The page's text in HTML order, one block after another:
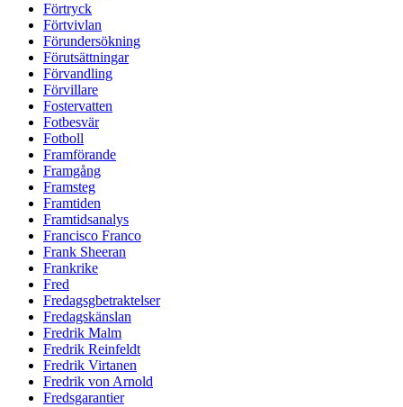
Förtryck
Förtvivlan
Förundersökning
Förutsättningar
Förvandling
Förvillare
Fostervatten
Fotbesvär
Fotboll
Framförande
Framgång
Framsteg
Framtiden
Framtidsanalys
Francisco Franco
Frank Sheeran
Frankrike
Fred
Fredagsgbetraktelser
Fredagskänslan
Fredrik Malm
Fredrik Reinfeldt
Fredrik Virtanen
Fredrik von Arnold
Fredsgarantier